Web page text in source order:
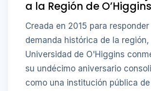
a la Región de O’Higgins
Creada en 2015 para responder
demanda histórica de la región,
Universidad de O'Higgins
su undécimo aniversario
como una institución pública de